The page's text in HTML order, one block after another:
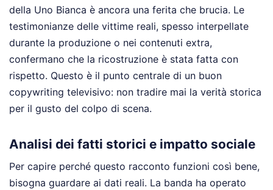
della Uno Bianca è ancora una ferita che brucia. Le
testimonianze delle vittime reali, spesso interpellate
durante la produzione o nei contenuti extra,
confermano che la ricostruzione è stata fatta con
rispetto. Questo è il punto centrale di un buon
copywriting televisivo: non tradire mai la verità storica
per il gusto del colpo di scena.
Analisi dei fatti storici e impatto sociale
Per capire perché questo racconto funzioni così bene,
bisogna guardare ai dati reali. La banda ha operato